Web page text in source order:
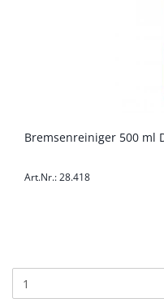
Bremsenreiniger 500 ml
Art.Nr.: 28.418